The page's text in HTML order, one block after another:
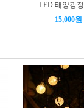
LED 태양광
15,000원